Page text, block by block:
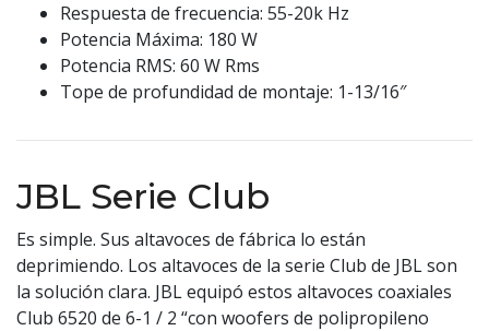
Respuesta de frecuencia: 55-20k Hz
Potencia Máxima: 180 W
Potencia RMS: 60 W Rms
Tope de profundidad de montaje: 1-13/16″
JBL Serie Club
Es simple. Sus altavoces de fábrica lo están
deprimiendo. Los altavoces de la serie Club de JBL son
la solución clara. JBL equipó estos altavoces coaxiales
Club 6520 de 6-1 / 2 “con woofers de polipropileno